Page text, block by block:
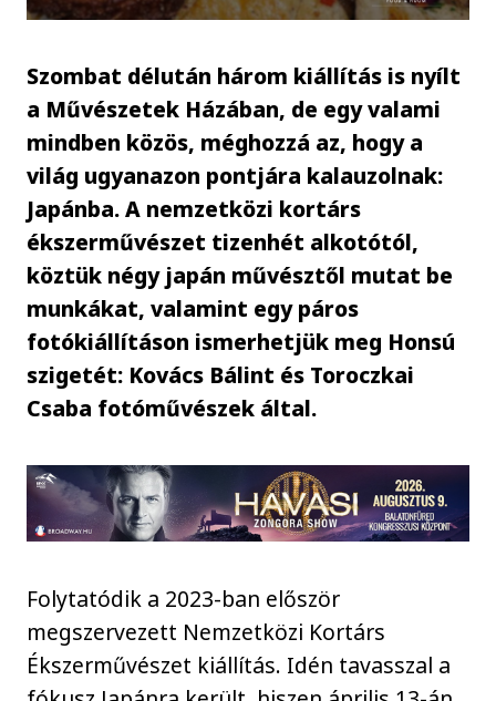
Szombat délután három kiállítás is nyílt
a Művészetek Házában, de egy valami
mindben közös, méghozzá az, hogy a
világ ugyanazon pontjára kalauzolnak:
Japánba. A nemzetközi kortárs
ékszerművészet tizenhét alkotótól,
köztük négy japán művésztől mutat be
munkákat, valamint egy páros
fotókiállításon ismerhetjük meg Honsú
szigetét: Kovács Bálint és Toroczkai
Csaba fotóművészek által.
Folytatódik a 2023-ban először
megszervezett Nemzetközi Kortárs
Ékszerművészet kiállítás. Idén tavasszal a